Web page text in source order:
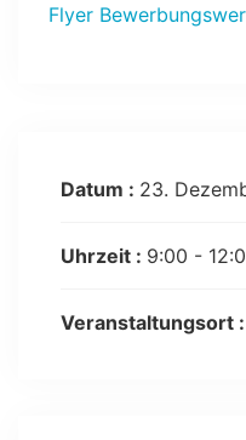
Flyer
Datum : 23.
Uhrzeit : 9:00 -
Veranstaltungsort :